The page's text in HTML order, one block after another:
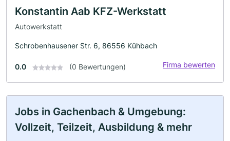
Konstantin Aab KFZ-Werkstatt
Autowerkstatt
Schrobenhausener Str. 6, 86556 Kühbach
0.0 (0 Bewertungen) Firma bewerten
Jobs in Gachenbach & Umgebung:
Vollzeit, Teilzeit, Ausbildung & mehr